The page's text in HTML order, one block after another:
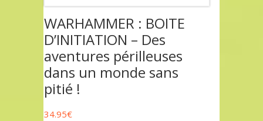
WARHAMMER : BOITE
D’INITIATION – Des
aventures périlleuses
dans un monde sans
pitié !
34.95€